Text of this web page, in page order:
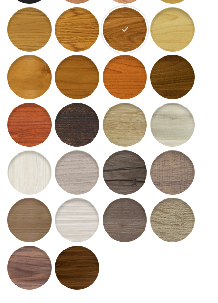
54 - dub alba 55 - Dub robur 56 - Dub Asper 57 - Javor altus
58 - Jelša Domestica59 - Čerešňa Sakura60 - Čerešňa Rubra61 - Orech Regia
63 - Mahagón SAPELI64 - Wenge Laurentii65 - Dub Canum 66 - Orech Clarus
67 - Zebrano Cremo68 - Breza Siberia69 - Orech Prisca70 - Limba Bosco
71 - Dub Venus 72 - Brest Rufa 73 - Borovica Magnum74 - Jaseň BONA
75 - Orech Incanto76 - Orech Grando